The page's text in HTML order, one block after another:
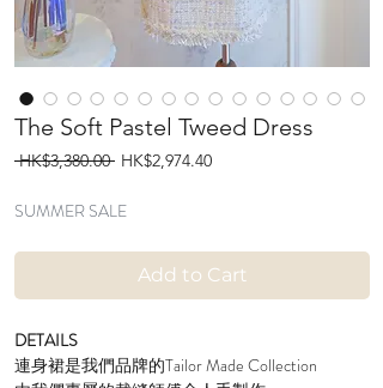
The Soft Pastel Tweed Dress
HK$3,380.00 Regular
HK$2,974.40Sale
SUMMER SALE
Add to Cart
DETAILS
連身裙是我們品牌的Tailor Made Collection